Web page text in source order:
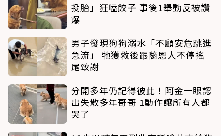
投胎」狂嗑餃子 事後1舉動反被讚
爆
男子發現狗狗溺水「不顧安危跳進
急流」 牠獲救後跟隨恩人不停搖
尾致謝
分開多年仍記得彼此！阿金一眼認
出失散多年哥哥 1動作讓所有人都
哭了